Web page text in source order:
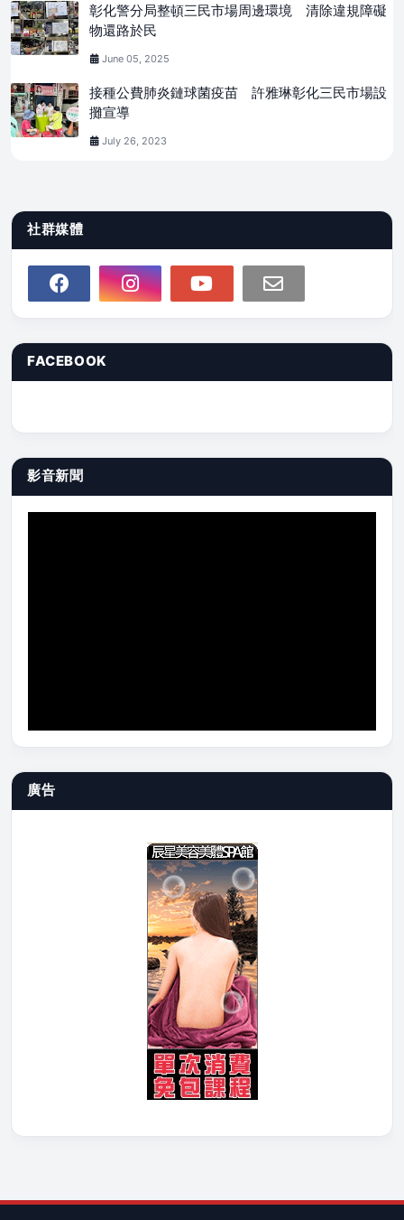
彰化警分局整頓三民市場周邊環境 清除違規障礙
物還路於民
June 05, 2025
接種公費肺炎鏈球菌疫苗 許雅琳彰化三民市場設
攤宣導
July 26, 2023
社群媒體
FACEBOOK
影音新聞
廣告